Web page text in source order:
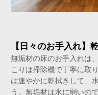
【日々のお手入れ】
無垢材の床のお手入れは
こりは掃除機で丁寧に取
は速やかに乾拭きして、
う。無垢材は水に弱いの